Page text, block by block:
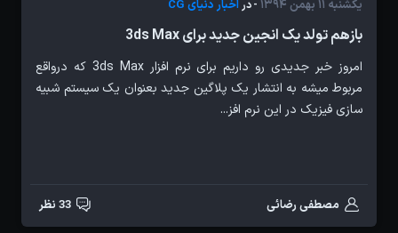
یکشنبه 11 بهمن 1394 - دراخبار دنیای CG
بازهم تولد یک انجین جدید برای 3ds Max
امروز خبر جدیدی رو داریم برای نرم افزار 3ds Max که درواقع
مربوط میشه به انتشار یک پلاگین جدید بعنوان یک سیستم شبیه
سازی فیزیک در این نرم افز...
مصطفی رضائی 33 نظر